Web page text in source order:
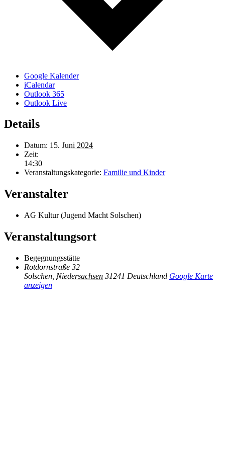
Google Kalender
iCalendar
Outlook 365
Outlook Live
Details
Datum: 15. Juni 2024
Zeit:
14:30
Veranstaltungskategorie: Familie und Kinder
Veranstalter
AG Kultur (Jugend Macht Solschen)
Veranstaltungsort
Begegnungsstätte
Rotdornstraße 32
Solschen Niedersachsen 31241 Deutschland Google Karte
anzeigen